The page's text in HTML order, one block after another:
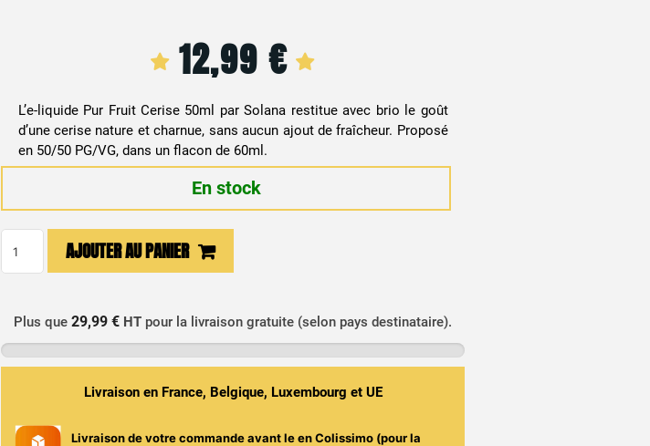
12,99 €
L’e-liquide Pur Fruit Cerise 50ml par Solana restitue avec brio le goût
d’une cerise nature et charnue, sans aucun ajout de fraîcheur. Proposé
en 50/50 PG/VG, dans un flacon de 60ml.
En stock
Cerise
50ml
Fruit
AJOUTER AU PANIER
Plus que29,99 € HT pour la livraison gratuite (selon pays destinataire).
Livraison en France, Belgique, Luxembourg et UE
Livraison de votre commande avant leen Colissimo (pour la